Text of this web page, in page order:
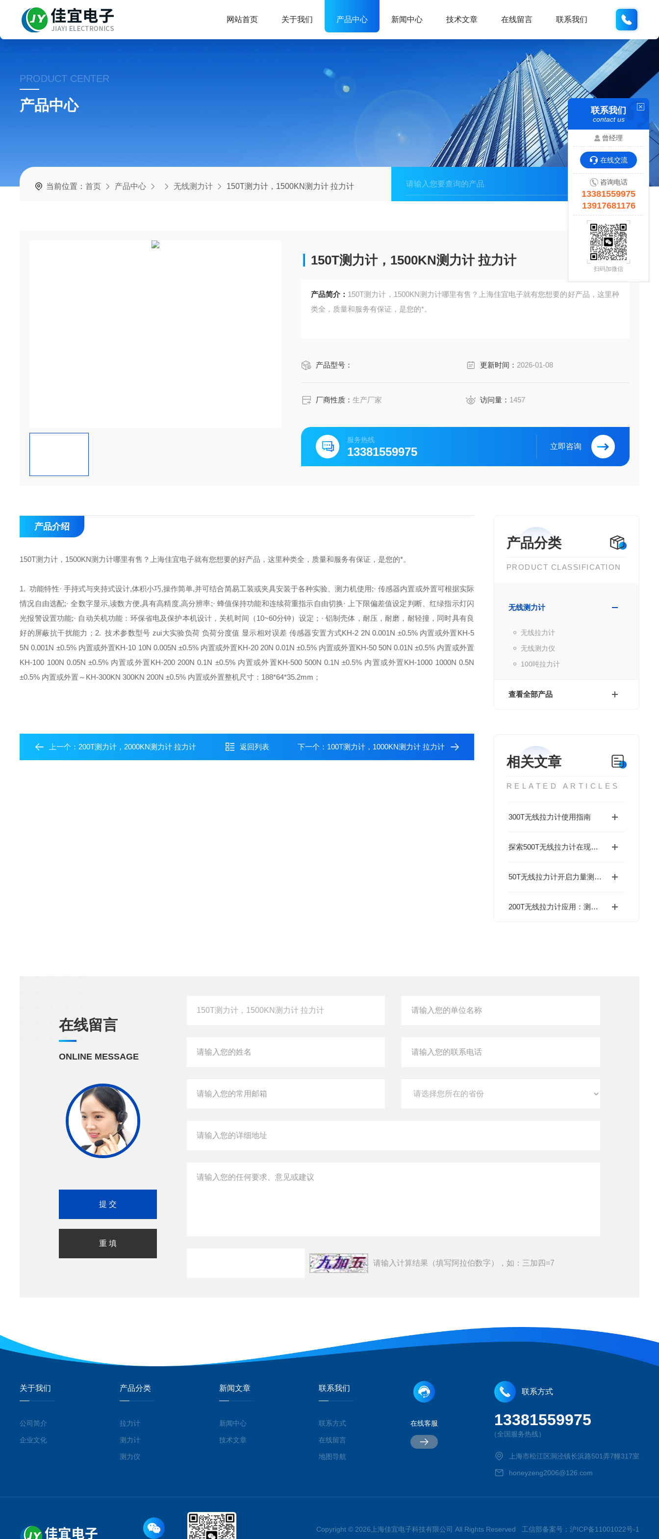
网站首页 关于我们 产品中心 新闻中心 技术文章 在线留言 联系我们
PRODUCT CENTER
产品中心
当前位置：首页 产品中心 无线测力计 150T测力计，1500KN测力计 拉力计
150T测力计，1500KN测力计 拉力计
产品简介： 150T测力计，1500KN测力计哪里有售？上海佳宜电子就有您想要的好产品，这里种
类全，质量和服务有保证，是您的*。
产品型号： 更新时间： 2026-01-08
厂商性质：生产厂家 访问量： 1457
服务热线
13381559975 立即咨询
产品分类
PRODUCT CLASSIFICATION
无线测力计
无线拉力计
无线测力仪
100吨拉力计
查看全部产品
相关文章
RELATED ARTICLES
300T无线拉力计使用指南
探索500T无线拉力计在现代工业中的应用
50T无线拉力计开启力量测量新篇章
200T无线拉力计应用：测量技术的新飞跃
产品介绍
150T测力计，1500KN测力计哪里有售？上海佳宜电子就有您想要的好产品，这里种类全，质量和服务有保证，是您的*。
1. 功能特性· 手持式与夹持式设计,体积小巧,操作简单,并可结合简易工装或夹具安装于各种实验、测力机使用;· 传感器内置或外置可根据实际
情况自由选配;· 全数字显示,读数方便,具有高精度,高分辨率;· 蜂值保持功能和连续荷重指示自由切换· 上下限偏差值设定判断、红绿指示灯闪
光报警设置功能;· 自动关机功能：环保省电及保护本机设计，关机时间（10~60分钟）设定； · 铝制壳体，耐压，耐磨，耐轻撞，同时具有良
好的屏蔽抗干扰能力； 2. 技术参数型号 zui大实验负荷 负荷分度值 显示相对误差 传感器安置方式KH-2 2N 0.001N ±0.5% 内置或外置KH-5
5N 0.001N ±0.5% 内置或外置KH-10 10N 0.005N ±0.5% 内置或外置KH-20 20N 0.01N ±0.5% 内置或外置KH-50 50N 0.01N ±0.5% 内置或外置
KH-100 100N 0.05N ±0.5% 内置或外置KH-200 200N 0.1N ±0.5% 内置或外置KH-500 500N 0.1N ±0.5% 内置或外置KH-1000 1000N 0.5N
±0.5% 内置或外置 ～ KH-300KN 300KN 200N ±0.5% 内置或外置整机尺寸：188*64*35.2mm；
上一个： 200T测力计，2000KN测力计 拉力计 返回列表 下一个： 100T测力计，1000KN测力计 拉力计
在线留言
ONLINE MESSAGE
请输入计算结果（填写阿拉伯数字），如：三加四=7
关于我们
公司简介
企业文化
产品分类
拉力计
测力计
测力仪
新闻文章
新闻中心
技术文章
联系我们
联系方式
在线留言
地图导航
在线客服
联系方式
13381559975
（全国服务热线）
上海市松江区洞泾镇长浜路501弄7幢317室
honeyzeng2006@126.com
Copyright © 2026上海佳宜电子科技有限公司 All Rights Reserved 工信部备案号： 沪ICP备11001022号-1
联系我们
contact us
曾经理
在线交流
咨询电话
13381559975
13917681176
扫码加微信